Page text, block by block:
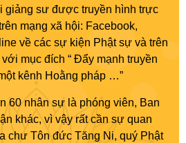
giảng sư được truyền hình trực
mạng xã hội: Facebook,
về các sự kiện Phật sự và trên
mục đích “ Đẩy mạnh truyền
kênh Hoằng pháp …”
60 nhân sự là phóng viên, Ban
khác, vì vậy rất cần sự quan
chư Tôn đức Tăng Ni, quý Phật